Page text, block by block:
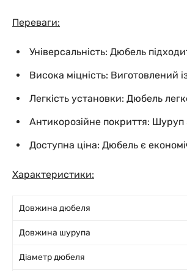
Переваги:
Універсальність: Дюбель
Висока міцність: Виготовлений
Легкість установки: Дюбель
Антикорозійне покриття: Шуруп
Доступна ціна: Дюбель є
Характеристики:
Довжина дюбеля
Довжина шурупа
Діаметр дюбеля